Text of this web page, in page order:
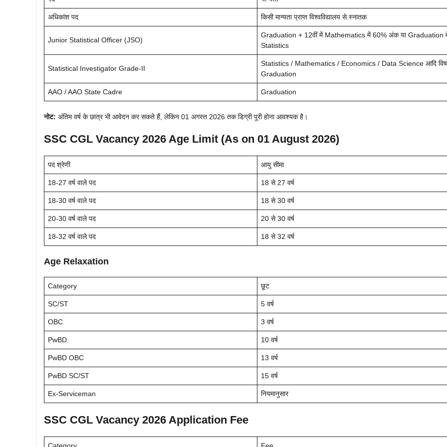
अधिकांश पद किसी मान्यता प्राप्त विश्वविद्यालय से स्नातक
Junior Statistical Officer (JSO)
Graduation + 12वीं में Mathematics में 60% अंक या Graduation
Statistics
Statistical Investigator Grade-II
Statistics / Mathematics / Economics / Data Science आदि
Graduation
AAO / AAO State Cadre Graduation
नोट: अंतिम वर्ष के छात्र भी आवेदन कर सकते हैं, लेकिन 01 अगस्त 2026 तक डिग्री पूरी होना आवश्यक है।
SSC CGL Vacancy 2026 Age Limit (As on 01 August 2026)
पद श्रेणी आयु सीमा
18-27 वर्ष वाले पद 18 से 27 वर्ष
18-30 वर्ष वाले पद 18 से 30 वर्ष
20-30 वर्ष वाले पद 20 से 30 वर्ष
18-32 वर्ष वाले पद 18 से 32 वर्ष
Age Relaxation
Category छूट
SC/ST 5 वर्ष
OBC 3 वर्ष
PwBD 10 वर्ष
PwBD OBC 13 वर्ष
PwBD SC/ST 15 वर्ष
Ex-Serviceman नियमानुसार
SSC CGL Vacancy 2026 Application Fee